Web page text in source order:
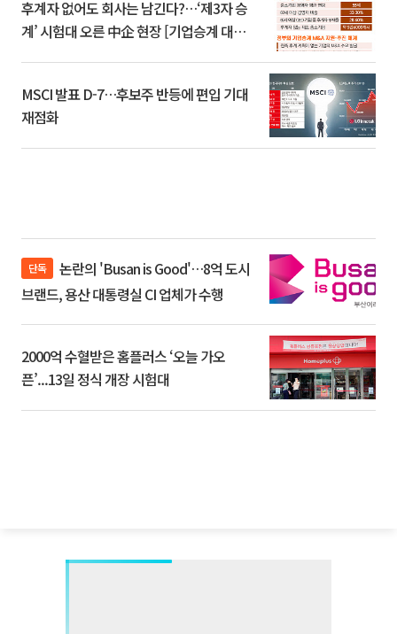
후계자 없어도 회사는 남긴다?…‘제3자 승
계’ 시험대 오른 中企 현장 [기업승계 대전
MSCI 발표 D-7…후보주 반등에 편입 기대
재점화
단독
브랜드, 용산 대통령실 CI 업체가 수행
2000억 수혈받은 홈플러스 ‘오늘 가오
픈’...13일 정식 개장 시험대